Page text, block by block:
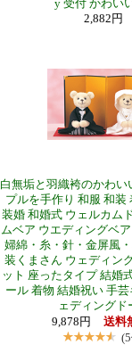
y 受付 かわい
2,882円
白無垢と羽織袴のかわい
プルを手作り 和服 和装
装婚 和婚式 ウェルカム
ムベア ウエディングベ
婦綿・糸・針・金屏風
装くまさん ウェディン
ット 座ったタイプ 結婚
ール 着物 結婚祝い 手芸
ェディングド
9,878円
送料